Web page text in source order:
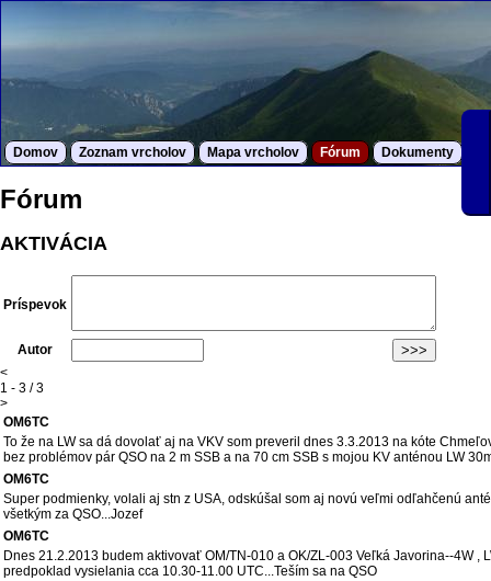
Domov Zoznam vrcholov Mapa vrcholov Fórum Dokumenty
Fórum
AKTIVÁCIA
Príspevok
Autor
<
1 - 3 / 3
>
OM6TC
To že na LW sa dá dovolať aj na VKV som preveril dnes 3.3.2013 na kóte
bez problémov pár QSO na 2 m SSB a na 70 cm SSB s mojou KV anténou LW
OM6TC
Super podmienky, volali aj stn z USA, odskúšal som aj novú veľmi odľahčenú
všetkým za QSO...Jozef
OM6TC
Dnes 21.2.2013 budem aktivovať OM/TN-010 a OK/ZL-003 Veľká Javorina--4W ,
predpoklad vysielania cca 10.30-11.00 UTC...Teším sa na QSO